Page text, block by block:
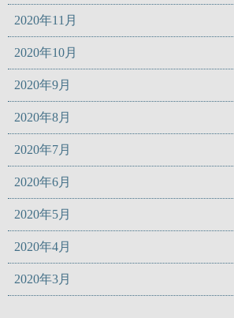
2020年11月
2020年10月
2020年9月
2020年8月
2020年7月
2020年6月
2020年5月
2020年4月
2020年3月